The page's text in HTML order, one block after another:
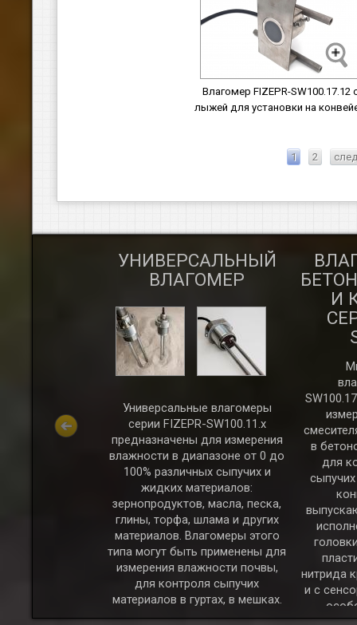
Влагомер FIZEPR-SW100.17.12
лыжей для установки на
1 2
FIZEPR-
продукты
УНИВЕРСАЛЬНЫЙ
ВЛАГОМЕР
Универсальные влагомеры
серии FIZEPR-SW100.11.х
предназначены для измерения
влажности в диапазоне от 0 до
100% различных сыпучих и
жидких материалов:
зернопродуктов, масла, песка,
глины, торфа, шлама и других
материалов. Влагомеры этого
типа могут быть применены для
измерения влажности почвы,
для контроля сыпучих
материалов в гуртах, в мешках.
И
в
для
нитрида
и с